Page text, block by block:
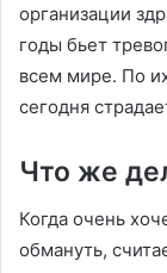
организации
годы бьет
всем мире. По
сегодня
Что же
Когда очень
обмануть,